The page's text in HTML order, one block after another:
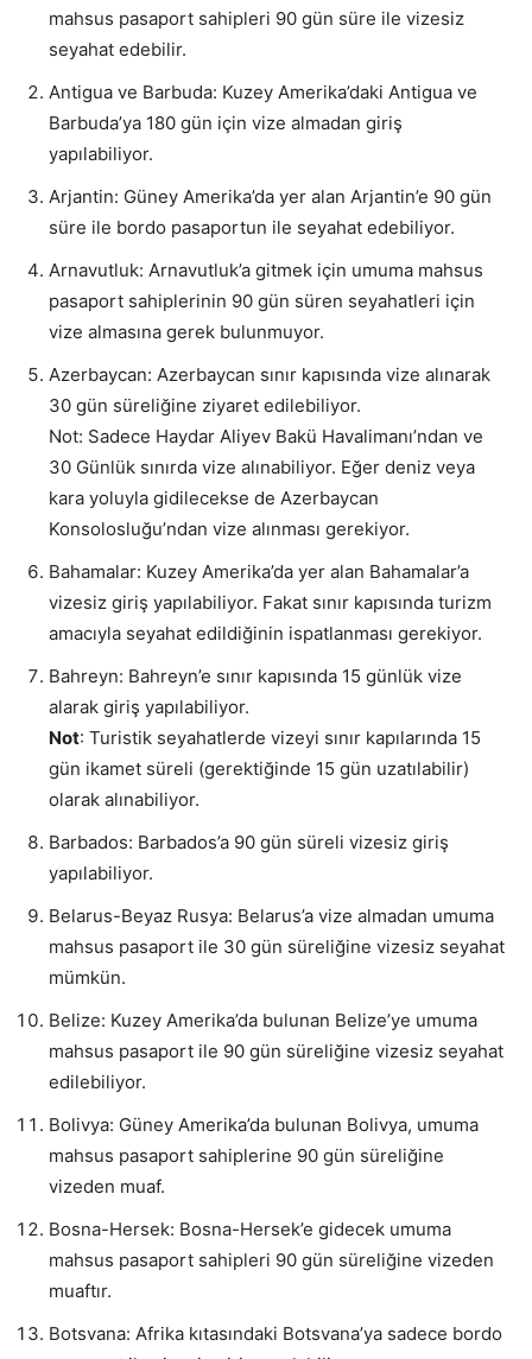
mahsus pasaport sahipleri 90 gün süre ile vizesiz
seyahat edebilir.
Antigua ve Barbuda: Kuzey Amerika’daki Antigua ve
Barbuda’ya 180 gün için vize almadan giriş
yapılabiliyor.
Arjantin: Güney Amerika’da yer alan Arjantin’e 90 gün
süre ile bordo pasaportun ile seyahat edebiliyor.
Arnavutluk: Arnavutluk’a gitmek için umuma mahsus
pasaport sahiplerinin 90 gün süren seyahatleri için
vize almasına gerek bulunmuyor.
Azerbaycan: Azerbaycan sınır kapısında vize alınarak
30 gün süreliğine ziyaret edilebiliyor.
Not: Sadece Haydar Aliyev Bakü Havalimanı’ndan ve
30 Günlük sınırda vize alınabiliyor. Eğer deniz veya
kara yoluyla gidilecekse de Azerbaycan
Konsolosluğu’ndan vize alınması gerekiyor.
Bahamalar: Kuzey Amerika’da yer alan Bahamalar’a
vizesiz giriş yapılabiliyor. Fakat sınır kapısında turizm
amacıyla seyahat edildiğinin ispatlanması gerekiyor.
Bahreyn: Bahreyn’e sınır kapısında 15 günlük vize
alarak giriş yapılabiliyor.
Not: Turistik seyahatlerde vizeyi sınır kapılarında 15
gün ikamet süreli (gerektiğinde 15 gün uzatılabilir)
olarak alınabiliyor.
Barbados: Barbados’a 90 gün süreli vizesiz giriş
yapılabiliyor.
Belarus-Beyaz Rusya: Belarus’a vize almadan umuma
mahsus pasaport ile 30 gün süreliğine vizesiz seyahat
mümkün.
Belize: Kuzey Amerika’da bulunan Belize’ye umuma
mahsus pasaport ile 90 gün süreliğine vizesiz seyahat
edilebiliyor.
Bolivya: Güney Amerika’da bulunan Bolivya, umuma
mahsus pasaport sahiplerine 90 gün süreliğine
vizeden muaf.
Bosna-Hersek: Bosna-Hersek’e gidecek umuma
mahsus pasaport sahipleri 90 gün süreliğine vizeden
muaftır.
Botsvana: Afrika kıtasındaki Botsvana’ya sadece bordo